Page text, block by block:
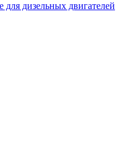
дизельных двигателей